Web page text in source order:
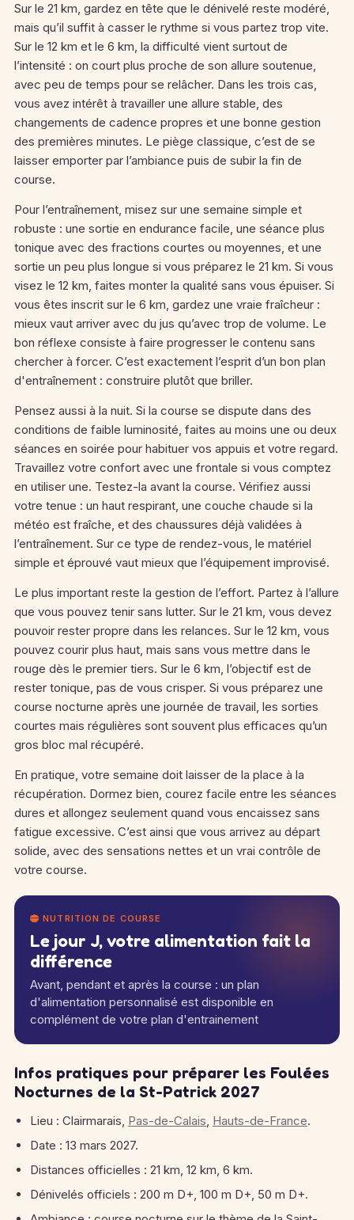
Sur le 21 km, gardez en tête que le dénivelé reste modéré,
mais qu’il suffit à casser le rythme si vous partez trop vite.
Sur le 12 km et le 6 km, la difficulté vient surtout de
l’intensité : on court plus proche de son allure soutenue,
avec peu de temps pour se relâcher. Dans les trois cas,
vous avez intérêt à travailler une allure stable, des
changements de cadence propres et une bonne gestion
des premières minutes. Le piège classique, c’est de se
laisser emporter par l’ambiance puis de subir la fin de
course.
Pour l’entraînement, misez sur une semaine simple et
robuste : une sortie en endurance facile, une séance plus
tonique avec des fractions courtes ou moyennes, et une
sortie un peu plus longue si vous préparez le 21 km. Si vous
visez le 12 km, faites monter la qualité sans vous épuiser. Si
vous êtes inscrit sur le 6 km, gardez une vraie fraîcheur :
mieux vaut arriver avec du jus qu’avec trop de volume. Le
bon réflexe consiste à faire progresser le contenu sans
chercher à forcer. C’est exactement l’esprit d’un bon plan
d'entraînement : construire plutôt que briller.
Pensez aussi à la nuit. Si la course se dispute dans des
conditions de faible luminosité, faites au moins une ou deux
séances en soirée pour habituer vos appuis et votre regard.
Travaillez votre confort avec une frontale si vous comptez
en utiliser une. Testez-la avant la course. Vérifiez aussi
votre tenue : un haut respirant, une couche chaude si la
météo est fraîche, et des chaussures déjà validées à
l’entraînement. Sur ce type de rendez-vous, le matériel
simple et éprouvé vaut mieux que l’équipement improvisé.
Le plus important reste la gestion de l’effort. Partez à l’allure
que vous pouvez tenir sans lutter. Sur le 21 km, vous devez
pouvoir rester propre dans les relances. Sur le 12 km, vous
pouvez courir plus haut, mais sans vous mettre dans le
rouge dès le premier tiers. Sur le 6 km, l’objectif est de
rester tonique, pas de vous crisper. Si vous préparez une
course nocturne après une journée de travail, les sorties
courtes mais régulières sont souvent plus efficaces qu’un
gros bloc mal récupéré.
En pratique, votre semaine doit laisser de la place à la
récupération. Dormez bien, courez facile entre les séances
dures et allongez seulement quand vous encaissez sans
fatigue excessive. C’est ainsi que vous arrivez au départ
solide, avec des sensations nettes et un vrai contrôle de
votre course.
NUTRITION DE COURSE
Le jour J, votre alimentation fait la
différence
Avant, pendant et après la course : un plan
d'alimentation personnalisé est disponible en
complément de votre plan d'entrainement
Infos pratiques pour préparer les Foulées
Nocturnes de la St-Patrick 2027
Lieu : Clairmarais, Pas-de-Calais, Hauts-de-France.
Date : 13 mars 2027.
Distances officielles : 21 km, 12 km, 6 km.
Dénivelés officiels : 200 m D+, 100 m D+, 50 m D+.